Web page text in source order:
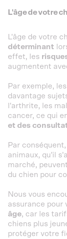
L'âge de votre
L'âge de votre
déterminant
effet, les
augmentent
Par exemple,
davantage
l'arthrite, les
cancer, ce qui
et des
Par
animaux, qu'il
marché, peuvent
du chien pour
Nous vous
assurance pour
âge, car les
chiens plus
protéger votre